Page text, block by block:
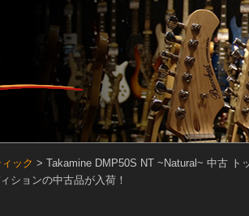
ック > Takamine DMP50S NT ~Natural~ 中古 ト
ションの中古品が入荷！